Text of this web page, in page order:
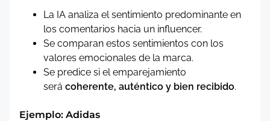
La IA analiza el sentimiento predominante en
los comentarios hacia un influencer.
Se comparan estos sentimientos con los
valores emocionales de la marca.
Se predice si el emparejamiento
será coherente, auténtico y bien recibido.
Ejemplo: Adidas